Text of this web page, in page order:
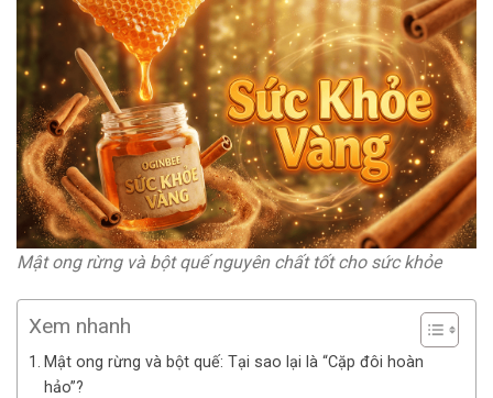
Mật ong rừng và bột quế nguyên chất tốt cho sức khỏe
Xem nhanh
Mật ong rừng và bột quế: Tại sao lại là “Cặp đôi hoàn
hảo”?